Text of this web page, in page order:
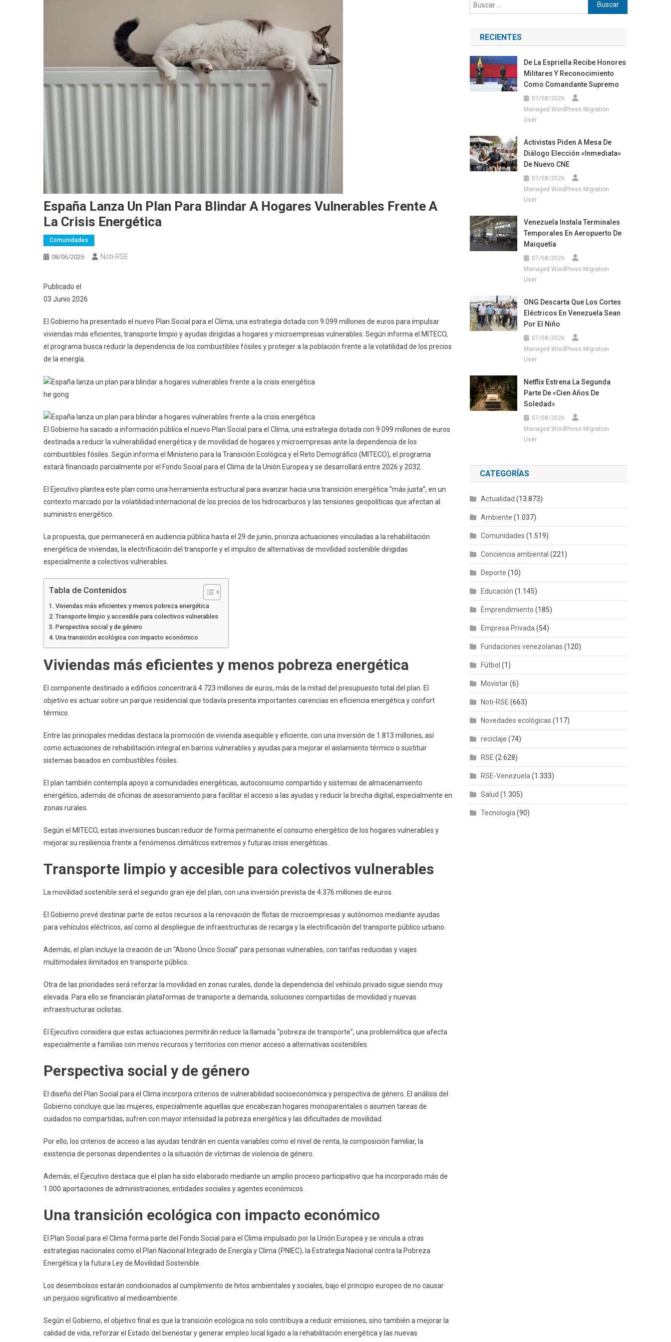
España Lanza Un Plan Para Blindar A Hogares Vulnerables Frente A
La Crisis Energética
Comunidades
08/06/2026 Noti-RSE
Publicado el
03 Junio 2026
El Gobierno ha presentado el nuevo Plan Social para el Clima, una estrategia dotada con 9.099 millones de euros para impulsar
viviendas más eficientes, transporte limpio y ayudas dirigidas a hogares y microempresas vulnerables. Según informa el MITECO,
el programa busca reducir la dependencia de los combustibles fósiles y proteger a la población frente a la volatilidad de los precios
de la energía.
he gong
El Gobierno ha sacado a información pública el nuevo Plan Social para el Clima, una estrategia dotada con 9.099 millones de euros
destinada a reducir la vulnerabilidad energética y de movilidad de hogares y microempresas ante la dependencia de los
combustibles fósiles. Según informa el Ministerio para la Transición Ecológica y el Reto Demográfico (MITECO), el programa
estará financiado parcialmente por el Fondo Social para el Clima de la Unión Europea y se desarrollará entre 2026 y 2032.
El Ejecutivo plantea este plan como una herramienta estructural para avanzar hacia una transición energética “más justa”, en un
contexto marcado por la volatilidad internacional de los precios de los hidrocarburos y las tensiones geopolíticas que afectan al
suministro energético.
La propuesta, que permanecerá en audiencia pública hasta el 29 de junio, prioriza actuaciones vinculadas a la rehabilitación
energética de viviendas, la electrificación del transporte y el impulso de alternativas de movilidad sostenible dirigidas
especialmente a colectivos vulnerables.
Tabla de Contenidos
Viviendas más eficientes y menos pobreza energética
Transporte limpio y accesible para colectivos vulnerables
Perspectiva social y de género
Una transición ecológica con impacto económico
Viviendas más eficientes y menos pobreza energética
El componente destinado a edificios concentrará 4.723 millones de euros, más de la mitad del presupuesto total del plan. El
objetivo es actuar sobre un parque residencial que todavía presenta importantes carencias en eficiencia energética y confort
térmico.
Entre las principales medidas destaca la promoción de vivienda asequible y eficiente, con una inversión de 1.813 millones, así
como actuaciones de rehabilitación integral en barrios vulnerables y ayudas para mejorar el aislamiento térmico o sustituir
sistemas basados en combustibles fósiles.
El plan también contempla apoyo a comunidades energéticas, autoconsumo compartido y sistemas de almacenamiento
energético, además de oficinas de asesoramiento para facilitar el acceso a las ayudas y reducir la brecha digital, especialmente en
zonas rurales.
Según el MITECO, estas inversiones buscan reducir de forma permanente el consumo energético de los hogares vulnerables y
mejorar su resiliencia frente a fenómenos climáticos extremos y futuras crisis energéticas.
Transporte limpio y accesible para colectivos vulnerables
La movilidad sostenible será el segundo gran eje del plan, con una inversión prevista de 4.376 millones de euros.
El Gobierno prevé destinar parte de estos recursos a la renovación de flotas de microempresas y autónomos mediante ayudas
para vehículos eléctricos, así como al despliegue de infraestructuras de recarga y la electrificación del transporte público urbano.
Además, el plan incluye la creación de un “Abono Único Social” para personas vulnerables, con tarifas reducidas y viajes
multimodales ilimitados en transporte público.
Otra de las prioridades será reforzar la movilidad en zonas rurales, donde la dependencia del vehículo privado sigue siendo muy
elevada. Para ello se financiarán plataformas de transporte a demanda, soluciones compartidas de movilidad y nuevas
infraestructuras ciclistas.
El Ejecutivo considera que estas actuaciones permitirán reducir la llamada “pobreza de transporte”, una problemática que afecta
especialmente a familias con menos recursos y territorios con menor acceso a alternativas sostenibles.
Perspectiva social y de género
El diseño del Plan Social para el Clima incorpora criterios de vulnerabilidad socioeconómica y perspectiva de género. El análisis del
Gobierno concluye que las mujeres, especialmente aquellas que encabezan hogares monoparentales o asumen tareas de
cuidados no compartidas, sufren con mayor intensidad la pobreza energética y las dificultades de movilidad.
Por ello, los criterios de acceso a las ayudas tendrán en cuenta variables como el nivel de renta, la composición familiar, la
existencia de personas dependientes o la situación de víctimas de violencia de género.
Además, el Ejecutivo destaca que el plan ha sido elaborado mediante un amplio proceso participativo que ha incorporado más de
1.000 aportaciones de administraciones, entidades sociales y agentes económicos.
Una transición ecológica con impacto económico
El Plan Social para el Clima forma parte del Fondo Social para el Clima impulsado por la Unión Europea y se vincula a otras
estrategias nacionales como el Plan Nacional Integrado de Energía y Clima (PNIEC), la Estrategia Nacional contra la Pobreza
Energética y la futura Ley de Movilidad Sostenible.
Los desembolsos estarán condicionados al cumplimiento de hitos ambientales y sociales, bajo el principio europeo de no causar
un perjuicio significativo al medioambiente.
Según el Gobierno, el objetivo final es que la transición ecológica no solo contribuya a reducir emisiones, sino también a mejorar la
calidad de vida, reforzar el Estado del bienestar y generar empleo local ligado a la rehabilitación energética y las nuevas
RECIENTES
De La Espriella Recibe Honores
Militares Y Reconocimiento
Como Comandante Supremo
07/08/2026
Managed WordPress Migration
User
Activistas Piden A Mesa De
Diálogo Elección «inmediata»
De Nuevo CNE
07/08/2026
Managed WordPress Migration
User
Venezuela Instala Terminales
Temporales En Aeropuerto De
Maiquetía
07/08/2026
Managed WordPress Migration
User
ONG Descarta Que Los Cortes
Eléctricos En Venezuela Sean
Por El Niño
07/08/2026
Managed WordPress Migration
User
Netflix Estrena La Segunda
Parte De «Cien Años De
Soledad»
07/08/2026
Managed WordPress Migration
User
CATEGORÍAS
Actualidad (13.873)
Ambiente (1.037)
Comunidades (1.519)
Conciencia ambiental (221)
Deporte (10)
Educación (1.145)
Emprendimiento (185)
Empresa Privada (54)
Fundaciones venezolanas (120)
Fútbol (1)
Movistar(6)
Noti-RSE (663)
Novedades ecológicas (117)
reciclaje (74)
RSE (2.628)
RSE-Venezuela (1.333)
Salud (1.305)
Tecnología (90)